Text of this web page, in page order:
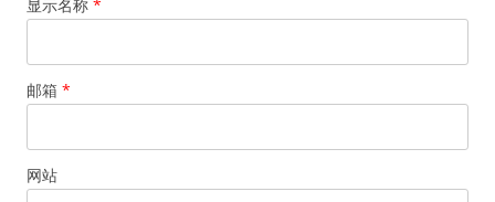
显示名称 *
邮箱 *
网站